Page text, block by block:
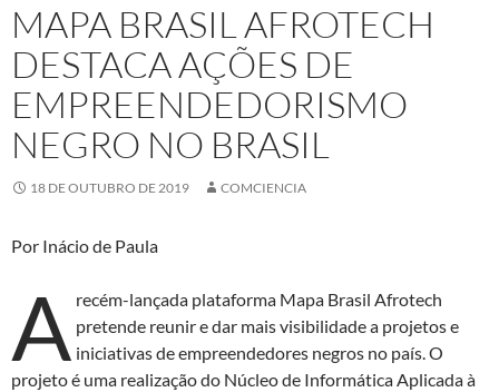
MAPA BRASIL AFROTECH
DESTACA AÇÕES DE
EMPREENDEDORISMO
NEGRO NO BRASIL
18 DE OUTUBRO DE 2019 COMCIENCIA
Por Inácio de Paula
A recém-lançada plataforma Mapa Brasil Afrotech
pretende reunir e dar mais visibilidade a projetos e
iniciativas de empreendedores negros no país. O
projeto é uma realização do Núcleo de Informática Aplicada à